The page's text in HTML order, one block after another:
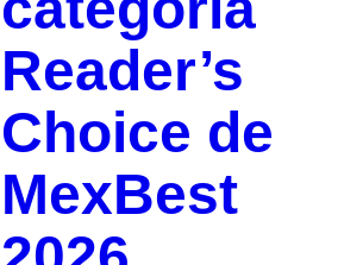
Reader’s
Choice de
MexBest